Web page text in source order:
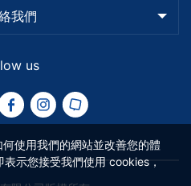
我們
us
使用我們的網站並改善您的體
示您接受我們使用 cookies，